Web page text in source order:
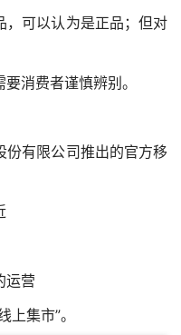
，可以认为是正品；但对
消费者谨慎辨别。
份有限公司推出的官方移
运营
集市”。